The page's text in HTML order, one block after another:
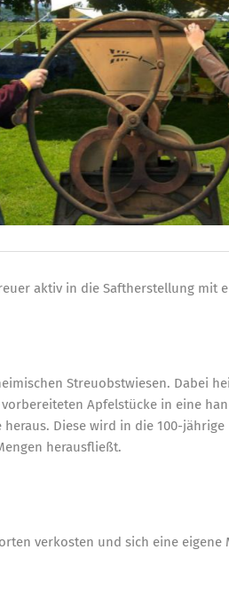
aktiv in die Saftherstellung mit
Streuobstwiesen. Dabei
Apfelstücke in eine
Diese wird in die 100-jährige
herausfließt.
verkosten und sich eine eigene